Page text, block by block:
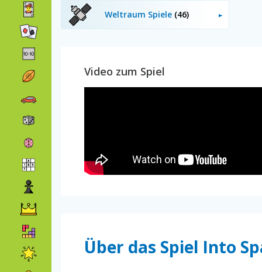
Weltraum Spiele (46)
Video zum Spiel
Über das Spiel Into